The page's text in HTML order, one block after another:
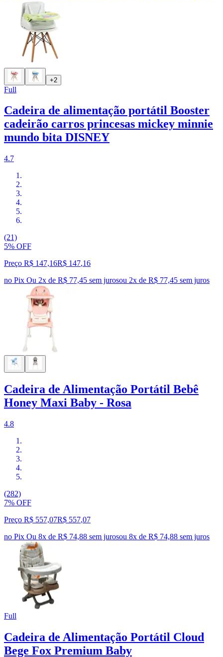
+2
Full
Cadeira de alimentação portátil Booster
cadeirão carros princesas mickey minnie
mundo bita DISNEY
4.7
(21)
5% OFF
Preço R$ 147,16R$ 147,16
no Pix Ou 2x de R$ 77,45 sem jurosou 2x de R$ 77,45 sem juros
Cadeira de Alimentação Portátil Bebê
Honey Maxi Baby - Rosa
4.8
(282)
7% OFF
Preço R$ 557,07R$ 557,07
no Pix Ou 8x de R$ 74,88 sem jurosou 8x de R$ 74,88 sem juros
Full
Cadeira de Alimentação Portátil Cloud
Bege Fox Premium Baby